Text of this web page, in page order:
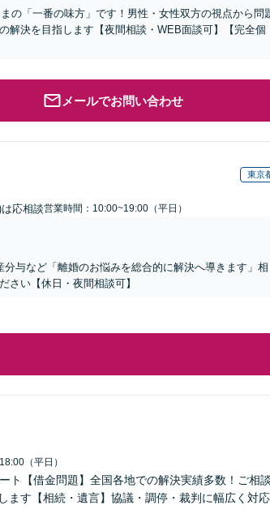
の「一番の味方」です！男性・女性双方の視点から問
解決を目指します【夜間相談・WEB面談可】【完全個
メールでお問い合わせ
東京
応相談営業時間：10:00~19:00（平日）
与など「離婚のお悩みを総合的に解決へ導きます」相
さい【休日・夜間相談可】
（平日）
ト【借金問題】全国各地での解決実績多数！ご相
す【相続・遺言】協議・調停・裁判に幅広く対